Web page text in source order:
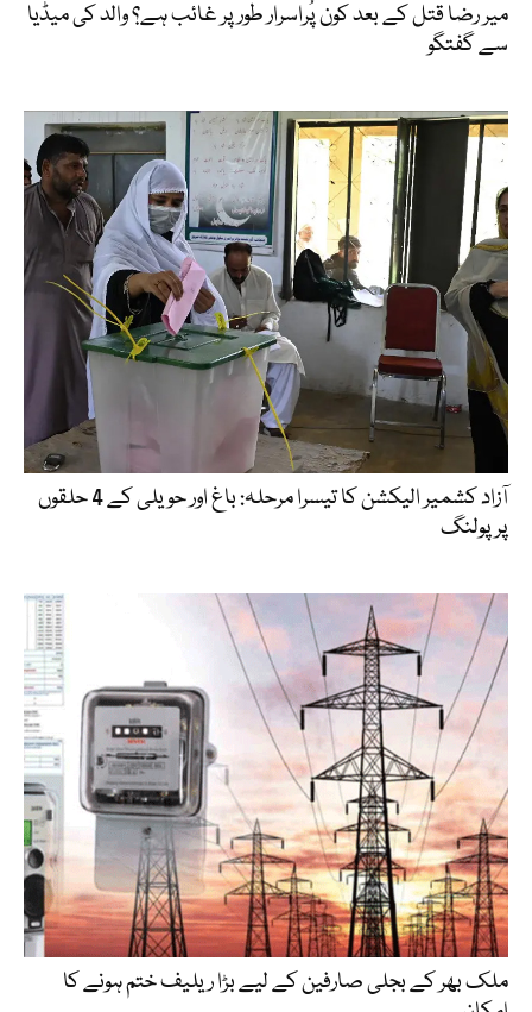
میر رضا قتل کے بعد کون پُراسرار طور پر غائب ہے؟ والد کی میڈیا
سے گفتگو
آزاد کشمیر الیکشن کا تیسرا مرحلہ: باغ اور حویلی کے 4 حلقوں
پر پولنگ
ملک بھر کے بجلی صارفین کے لیے بڑا ریلیف ختم ہونے کا